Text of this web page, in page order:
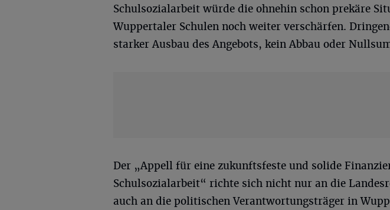
Schulsozialarbeit würde die ohnehin schon prekäre
Wuppertaler Schulen noch weiter verschärfen.
starker Ausbau des Angebots, kein Abbau oder
Der „Appell für eine zukunftsfeste und solide
Schulsozialarbeit“ richte sich nicht nur an die
auch an die politischen Verantwortungsträger in